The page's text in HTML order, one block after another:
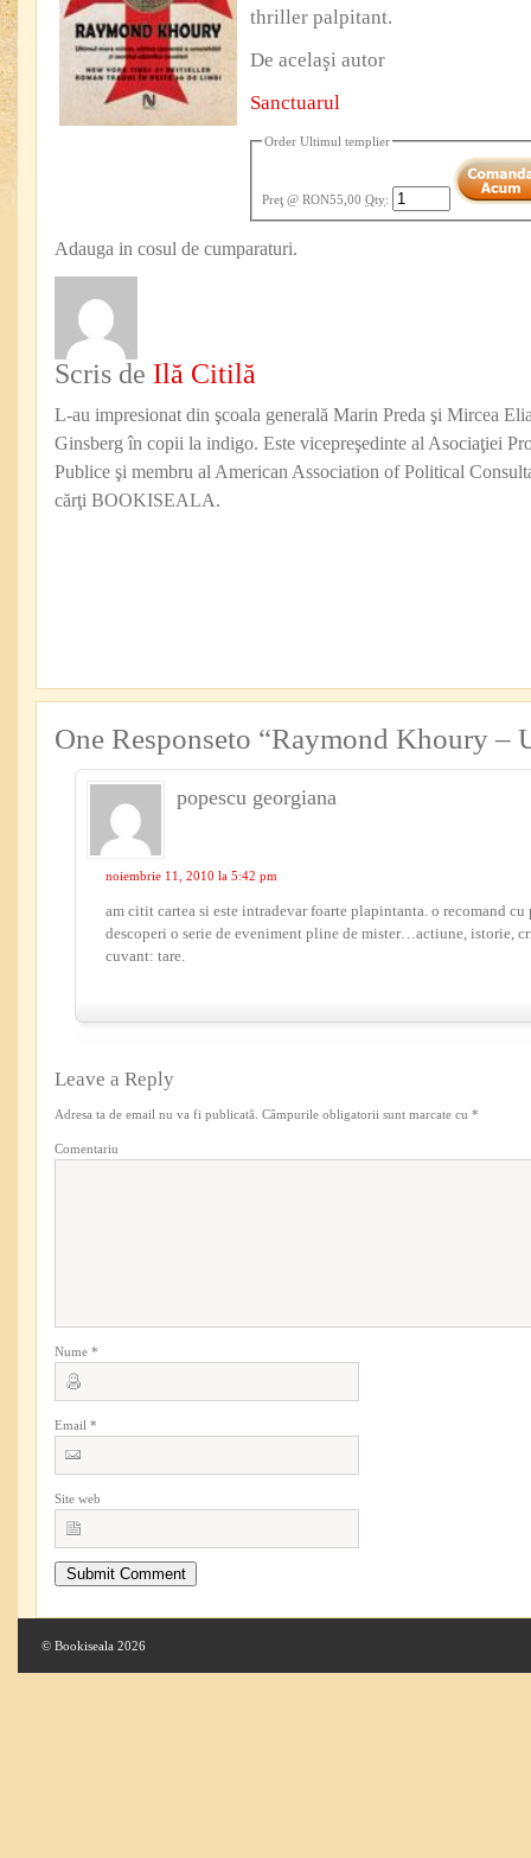
thriller palpitant.
De acelaşi autor
Sanctuarul
Order Ultimul templier
Preţ @ RON55,00 Qty:
Adauga in cosul de cumparaturi.
Scris de Ilă Citilă
L-au impresionat din şcoala generală Marin Preda şi Mircea
Ginsberg în copii la indigo. Este vicepreşedinte al Asociaţiei
Publice şi membru al American Association of Political
cărţi BOOKISEALA.
One Responseto “Raymond Khoury –
popescu georgiana
noiembrie 11, 2010 la 5:42 pm
am citit cartea si este intradevar foarte plapintanta. o recomand
descoperi o serie de eveniment pline de mister…actiune, istorie,
cuvant: tare.
Leave a Reply
Adresa ta de email nu va fi publicată. Câmpurile obligatorii sunt marcate cu *
Comentariu
Nume *
Email *
Site web
© Bookiseala 2026